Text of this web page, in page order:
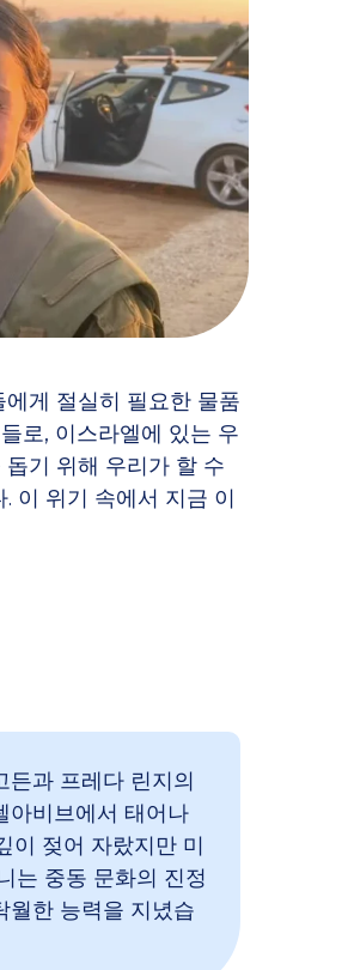
게 절실히 필요한 물품
로, 이스라엘에 있는 우
기 위해 우리가 할 수
이 위기 속에서 지금 이
든과 프레다 린지의
아비브에서 태어나
이 젖어 자랐지만 미
는 중동 문화의 진정
월한 능력을 지녔습